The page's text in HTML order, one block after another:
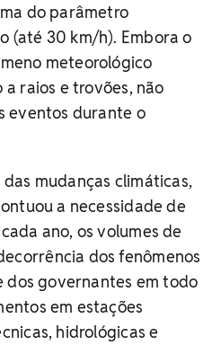
do parâmetro
(até 30 km/h). Embora o
meteorológico
raios e trovões, não
eventos durante o
mudanças climáticas,
a necessidade de
cada ano, os volumes de
dos fenômenos
dos governantes em todo
em estações
hidrológicas e